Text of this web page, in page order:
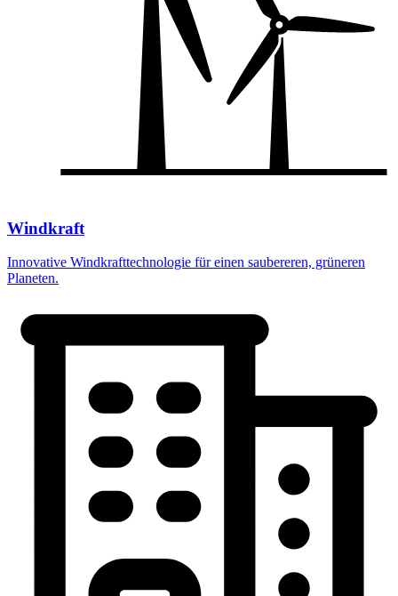
Windkraft
Innovative Windkrafttechnologie für einen saubereren, grüneren
Planeten.